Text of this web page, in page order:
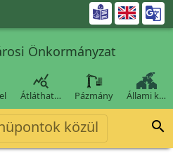

Önkormányzat

Átláthat… Pázmány Állami k…
közül 